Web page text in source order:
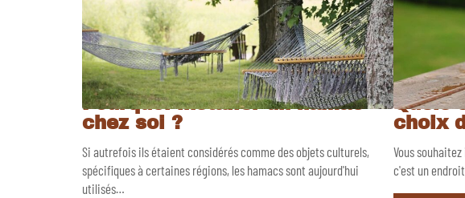
Pourquoi installer un hamac
chez soi ?
Si autrefois ils étaient considérés comme des objets culturels,
spécifiques à certaines régions, les hamacs sont aujourd'hui
utilisés…
Quels
choix
Vous
c'est un